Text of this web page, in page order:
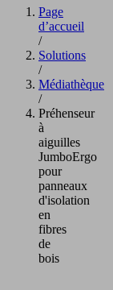
Page
d’accueil
/
Solutions
/
Médiathèque
/
Préhenseur
à
aiguilles
JumboErgo
pour
panneaux
d'isolation
en
fibres
de
bois